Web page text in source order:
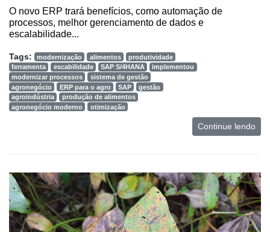
O novo ERP trará benefícios, como automação de
processos, melhor gerenciamento de dados e
escalabilidade...
Tags: modernização alimentos
produtividade
ferramenta
escabilidade SAP S/4HANA
implementou
modernizar processos
sistema de gestão
agronegócio
ERP para o agro SAP
gestão
agroindústria
produção de alimentos
agronegócio moderno
otimização
Continue lendo